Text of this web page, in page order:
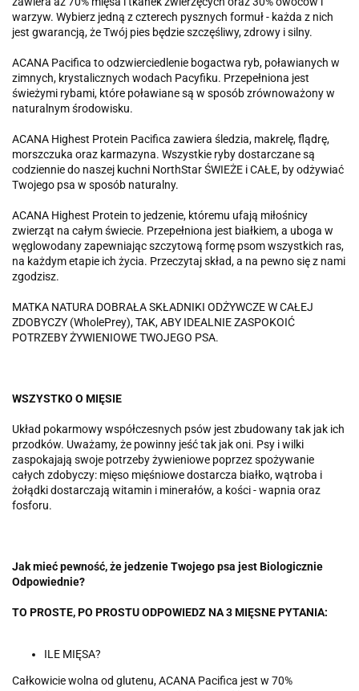
warzyw. Wybierz jedną z czterech pysznych formuł - każda z nich
jest gwarancją, że Twój pies będzie szczęśliwy, zdrowy i silny.
ACANA Pacifica to odzwierciedlenie bogactwa ryb, poławianych w
zimnych, krystalicznych wodach Pacyfiku. Przepełniona jest
świeżymi rybami, które poławiane są w sposób zrównoważony w
naturalnym środowisku.
ACANA Highest Protein Pacifica zawiera śledzia, makrelę, flądrę,
morszczuka oraz karmazyna. Wszystkie ryby dostarczane są
codziennie do naszej kuchni NorthStar ŚWIEŻE i CAŁE, by odżywiać
Twojego psa w sposób naturalny.
ACANA Highest Protein to jedzenie, któremu ufają miłośnicy
zwierząt na całym świecie. Przepełniona jest białkiem, a uboga w
węglowodany zapewniając szczytową formę psom wszystkich ras,
na każdym etapie ich życia. Przeczytaj skład, a na pewno się z nami
zgodzisz.
MATKA NATURA DOBRAŁA SKŁADNIKI ODŻYWCZE W CAŁEJ
ZDOBYCZY (WholePrey), TAK, ABY IDEALNIE ZASPOKOIĆ
POTRZEBY ŻYWIENIOWE TWOJEGO PSA.
WSZYSTKO O MIĘSIE
Układ pokarmowy współczesnych psów jest zbudowany tak jak ich
przodków. Uważamy, że powinny jeść tak jak oni. Psy i wilki
zaspokajają swoje potrzeby żywieniowe poprzez spożywanie
całych zdobyczy: mięso mięśniowe dostarcza białko, wątroba i
żołądki dostarczają witamin i minerałów, a kości - wapnia oraz
fosforu.
Jak mieć pewność, że jedzenie Twojego psa jest Biologicznie
Odpowiednie?
TO PROSTE, PO PROSTU ODPOWIEDZ NA 3 MIĘSNE PYTANIA:
ILE MIĘSA?
Całkowicie wolna od glutenu, ACANA Pacifica jest w 70%